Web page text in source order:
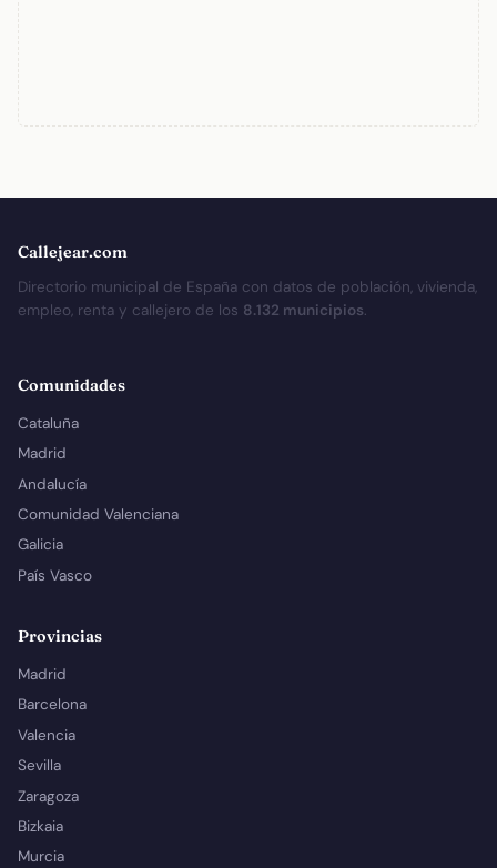
Callejear.com
Directorio municipal de España con datos de población, vivienda,
empleo, renta y callejero de los 8.132 municipios.
Comunidades
Cataluña
Madrid
Andalucía
Comunidad Valenciana
Galicia
País Vasco
Provincias
Madrid
Barcelona
Valencia
Sevilla
Zaragoza
Bizkaia
Murcia